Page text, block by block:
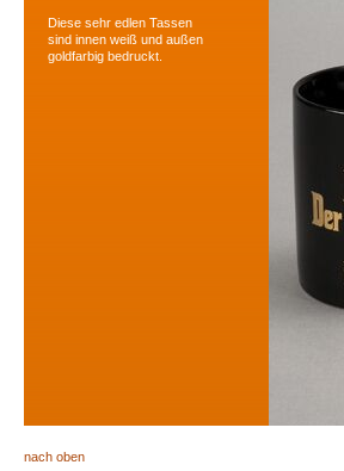
Diese sehr edlen Tassen
sind innen weiß und außen
goldfarbig bedruckt.
nach oben